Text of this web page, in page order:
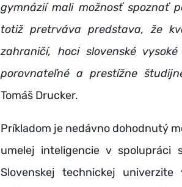
gymnázií mali možnosť spoznať
totiž pretrváva predstava, že
zahraničí, hoci slovenské
porovnateľné a prestížne
Tomáš Drucker.
Príkladom je nedávno dohodnutý
umelej inteligencie v spolupráci
Slovenskej technickej